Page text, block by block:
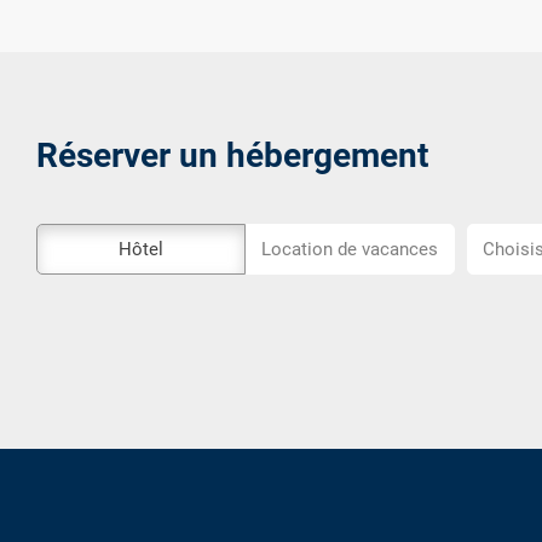
Réserver un hébergement
de
Hôtel Location de vacances